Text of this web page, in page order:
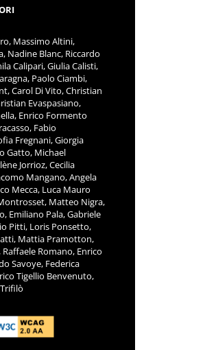
Massimo Altini,
Nadine Blanc, Riccardo
Calipari, Giulia Calisti,
Paolo Ciambi,
Carol Di Vito, Christian
Evaspasiano,
Enrico Formento
Fabio
Fregnani, Giorgia
Gatto, Michael
Jorrioz, Cecilia
Mangano, Angela
Mecca, Luca Mauro
Matteo Nigra,
Emiliano Pala, Gabriele
Pitti, Loris Ponsetto,
Mattia Pramotton,
Raffaele Romano, Enrico
Savoye, Federica
Tigellio Benvenuto,